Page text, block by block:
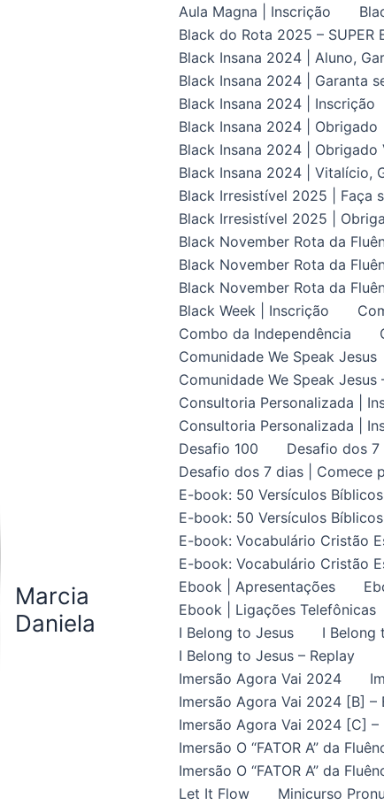
Marcia
Daniela
Aula Magna | Inscrição
Black do Rota 2025 – SUPER
Black Insana 2024 | Aluno,
Black Insana 2024 | Garanta
Black Insana 2024 | Inscrição
Black Insana 2024 | Obrigado
Black Insana 2024 | Obrigado
Black Insana 2024 | Vitalício,
Black Irresistível 2025 | Faça
Black Irresistível 2025 |
Black November Rota da
Black November Rota da
Black November Rota da
Black Week | Inscrição
Combo da Independência
Comunidade We Speak Jesus
Comunidade We Speak Jesus
Consultoria Personalizada |
Consultoria Personalizada |
Desafio 100
Desafio dos 7
Desafio dos 7 dias | Comece
E-book: 50 Versículos
E-book: 50 Versículos
E-book: Vocabulário Cristão
E-book: Vocabulário Cristão
Ebook | Apresentações
Ebook | Ligações Telefônicas
I Belong to Jesus
I Belong
I Belong to Jesus – Replay
Imersão Agora Vai 2024
Imersão Agora Vai 2024 [B] –
Imersão Agora Vai 2024 [C] –
Imersão O “FATOR A” da
Imersão O “FATOR A” da
Let It Flow
Minicurso